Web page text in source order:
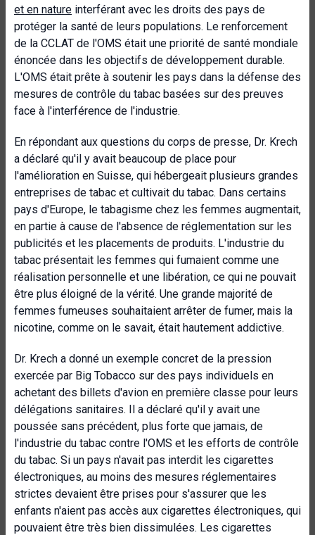
et en nature interférant avec les droits des pays de
protéger la santé de leurs populations. Le renforcement
de la CCLAT de l'OMS était une priorité de santé mondiale
énoncée dans les objectifs de développement durable.
L'OMS était prête à soutenir les pays dans la défense des
mesures de contrôle du tabac basées sur des preuves
face à l'interférence de l'industrie.
En répondant aux questions du corps de presse, Dr. Krech
a déclaré qu'il y avait beaucoup de place pour
l'amélioration en Suisse, qui hébergeait plusieurs grandes
entreprises de tabac et cultivait du tabac. Dans certains
pays d'Europe, le tabagisme chez les femmes augmentait,
en partie à cause de l'absence de réglementation sur les
publicités et les placements de produits. L'industrie du
tabac présentait les femmes qui fumaient comme une
réalisation personnelle et une libération, ce qui ne pouvait
être plus éloigné de la vérité. Une grande majorité de
femmes fumeuses souhaitaient arrêter de fumer, mais la
nicotine, comme on le savait, était hautement addictive.
Dr. Krech a donné un exemple concret de la pression
exercée par Big Tobacco sur des pays individuels en
achetant des billets d'avion en première classe pour leurs
délégations sanitaires. Il a déclaré qu'il y avait une
poussée sans précédent, plus forte que jamais, de
l'industrie du tabac contre l'OMS et les efforts de contrôle
du tabac. Si un pays n'avait pas interdit les cigarettes
électroniques, au moins des mesures réglementaires
strictes devaient être prises pour s'assurer que les
enfants n'aient pas accès aux cigarettes électroniques, qui
pouvaient être très bien dissimulées. Les cigarettes